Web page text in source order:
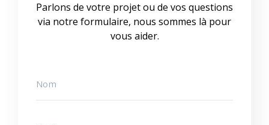
Parlons de votre projet ou de vos questions
via notre formulaire, nous sommes là pour
vous aider.